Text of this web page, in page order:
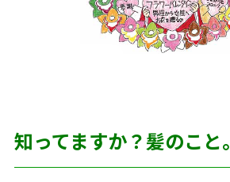
知ってますか？髪のこと。